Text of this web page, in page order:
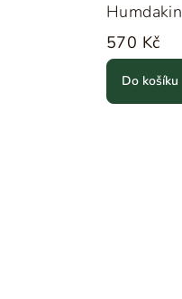
Humdakin
570 Kč
Do košíku